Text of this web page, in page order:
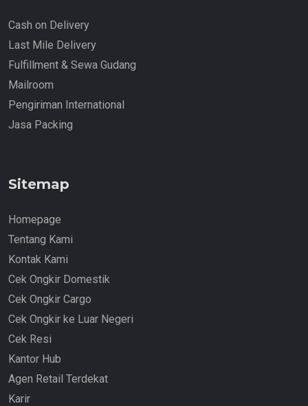
Cash on Delivery
Last Mile Delivery
Fulfillment & Sewa Gudang
Mailroom
Pengiriman International
Jasa Packing
Sitemap
Homepage
Tentang Kami
Kontak Kami
Cek Ongkir Domestik
Cek Ongkir Cargo
Cek Ongkir ke Luar Negeri
Cek Resi
Kantor Hub
Agen Retail Terdekat
Karir